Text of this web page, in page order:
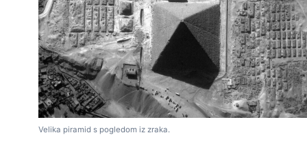
Velika piramid s pogledom iz zraka.